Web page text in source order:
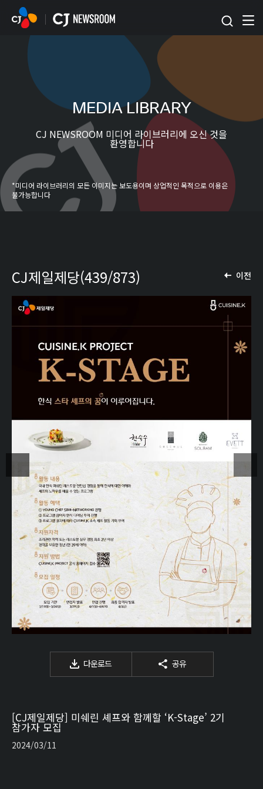
본문 바로가기
MEDIA LIBRARY
CJ NEWSROOM 미디어 라이브러리에 오신 것을
환영합니다
*미디어 라이브러리의 모든 이미지는 보도용이며 상업적인 목적으로 이용은
불가능합니다
이전
CJ제일제당(439/873)
다운로드 공유
[CJ제일제당] 미쉐린 셰프와 함께할 ‘K-Stage’ 2기
참가자 모집
2024/03/11